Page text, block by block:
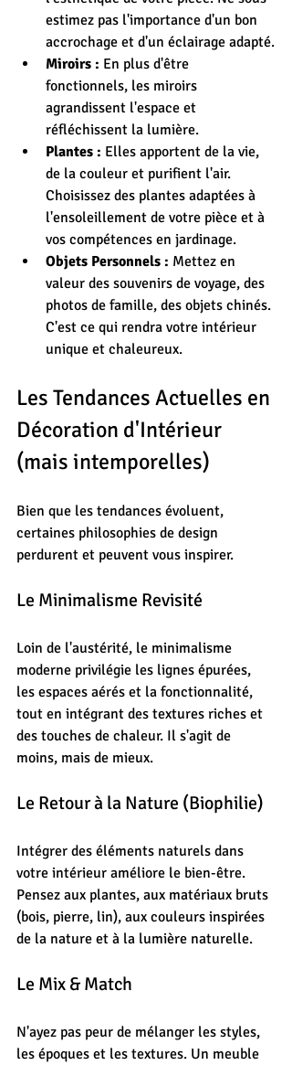
estimez pas l'importance d'un bon
accrochage et d'un éclairage adapté.
Miroirs : En plus d'être
fonctionnels, les miroirs
agrandissent l'espace et
réfléchissent la lumière.
Plantes : Elles apportent de la vie,
de la couleur et purifient l'air.
Choisissez des plantes adaptées à
l'ensoleillement de votre pièce et à
vos compétences en jardinage.
Objets Personnels : Mettez en
valeur des souvenirs de voyage, des
photos de famille, des objets chinés.
C'est ce qui rendra votre intérieur
unique et chaleureux.
Les Tendances Actuelles en
Décoration d'Intérieur
(mais intemporelles)
Bien que les tendances évoluent,
certaines philosophies de design
perdurent et peuvent vous inspirer.
Le Minimalisme Revisité
Loin de l'austérité, le minimalisme
moderne privilégie les lignes épurées,
les espaces aérés et la fonctionnalité,
tout en intégrant des textures riches et
des touches de chaleur. Il s'agit de
moins, mais de mieux.
Le Retour à la Nature (Biophilie)
Intégrer des éléments naturels dans
votre intérieur améliore le bien-être.
Pensez aux plantes, aux matériaux bruts
(bois, pierre, lin), aux couleurs inspirées
de la nature et à la lumière naturelle.
Le Mix & Match
N'ayez pas peur de mélanger les styles,
les époques et les textures. Un meuble